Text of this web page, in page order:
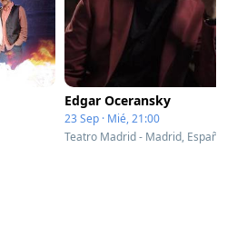
Edgar Oceransky
23 Sep · Mié, 21:00
Teatro Madrid - Madrid, España